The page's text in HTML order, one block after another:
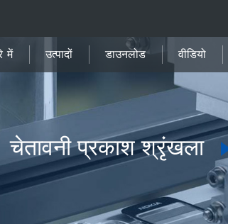
में उत्पादों डाउनलोड वीडियो
चेतावनी प्रकाश श्रृंखला